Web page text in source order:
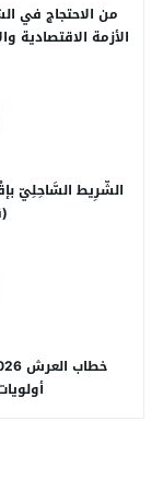
من الاحتجاج في
الأزمة الاقتصادية